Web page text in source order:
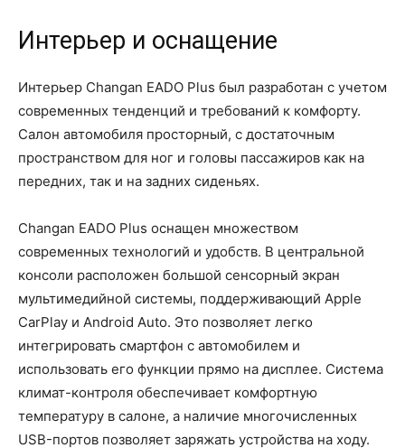
Интерьер и оснащение
Интерьер Changan EADO Plus был разработан с учетом
современных тенденций и требований к комфорту.
Салон автомобиля просторный, с достаточным
пространством для ног и головы пассажиров как на
передних, так и на задних сиденьях.
Changan EADO Plus оснащен множеством
современных технологий и удобств. В центральной
консоли расположен большой сенсорный экран
мультимедийной системы, поддерживающий Apple
CarPlay и Android Auto. Это позволяет легко
интегрировать смартфон с автомобилем и
использовать его функции прямо на дисплее. Система
климат-контроля обеспечивает комфортную
температуру в салоне, а наличие многочисленных
USB-портов позволяет заряжать устройства на ходу.